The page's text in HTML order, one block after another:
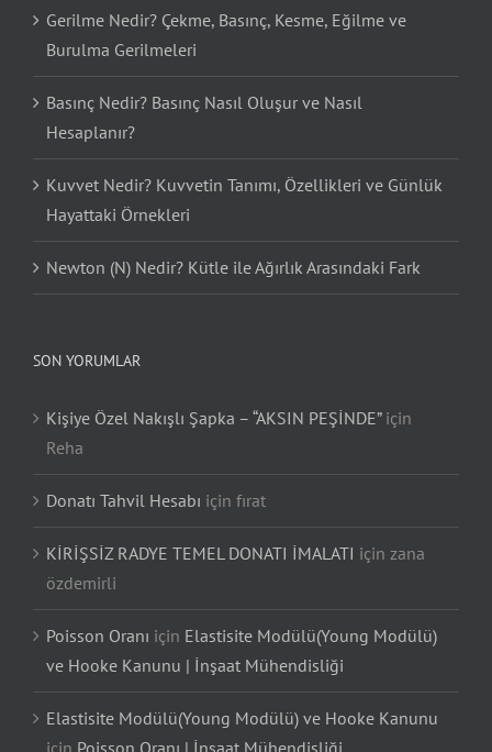
Gerilme Nedir? Çekme, Basınç, Kesme, Eğilme ve
Burulma Gerilmeleri
Basınç Nedir? Basınç Nasıl Oluşur ve Nasıl
Hesaplanır?
Kuvvet Nedir? Kuvvetin Tanımı, Özellikleri ve Günlük
Hayattaki Örnekleri
Newton (N) Nedir? Kütle ile Ağırlık Arasındaki Fark
SON YORUMLAR
Kişiye Özel Nakışlı Şapka – “AKSIN PEŞİNDE”için
Reha
Donatı Tahvil Hesabı için fırat
KİRİŞSİZ RADYE TEMEL DONATI İMALATI için zana
özdemirli
Poisson Oranı için Elastisite Modülü(Young Modülü)
ve Hooke Kanunu | İnşaat Mühendisliği
Elastisite Modülü(Young Modülü) ve Hooke Kanunu